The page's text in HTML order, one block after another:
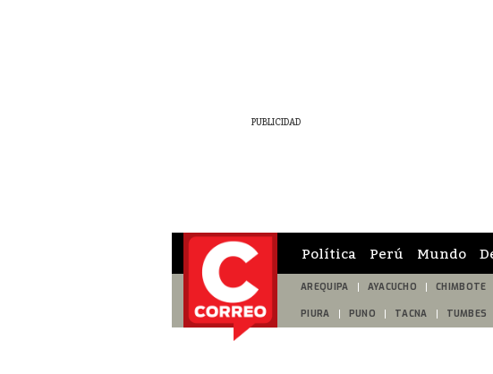
Política Perú Mundo
AREQUIPA AYACUCHO CHIMBOTE
PIURA PUNO TACNA TUMBES